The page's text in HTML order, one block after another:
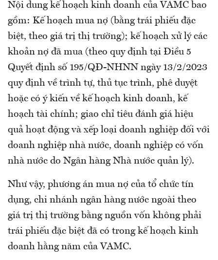
Nội dung kế hoạch kinh doanh của VAMC bao
gồm: Kế hoạch mua nợ (bằng trái phiếu đặc
biệt, theo giá trị thị trường); kế hoạch xử lý các
khoản nợ đã mua (theo quy định tại Điều 5
Quyết định số 195/QĐ-NHNN ngày 13/2/2023
quy định về trình tự, thủ tục trình, phê duyệt
hoặc có ý kiến về kế hoạch kinh doanh, kế
hoạch tài chính; giao chỉ tiêu đánh giá hiệu
quả hoạt động và xếp loại doanh nghiệp đối với
doanh nghiệp nhà nước, doanh nghiệp có vốn
nhà nước do Ngân hàng Nhà nước quản lý).
Như vậy, phương án mua nợ của tổ chức tín
dụng, chi nhánh ngân hàng nước ngoài theo
giá trị thị trường bằng nguồn vốn không phải
trái phiếu đặc biệt đã có trong kế hoạch kinh
doanh hằng năm của VAMC.